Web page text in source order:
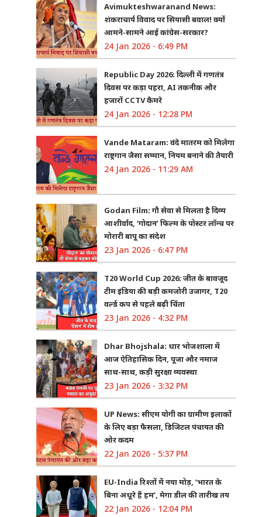
Avimukteshwaranand News:
शंकराचार्य विवाद पर सियासी बवाल! क्यों
आमने-सामने आई कांग्रेस-सरकार?
24 Jan 2026 - 6:49 PM
Republic Day 2026: दिल्ली में गणतंत्र
दिवस पर कड़ा पहरा, AI तकनीक और
हजारों CCTV कैमरे
24 Jan 2026 - 12:28 PM
Vande Mataram: वंदे मातरम को मिलेगा
राष्ट्रगान जैसा सम्मान, नियम बनाने की तैयारी
24 Jan 2026 - 11:29 AM
Godan Film: गौ सेवा से मिलता है दिव्य
आशीर्वाद, ‘गोदान’ फिल्म के पोस्टर लॉन्च पर
मोरारी बापू का संदेश
23 Jan 2026 - 6:47 PM
T20 World Cup 2026: जीत के बावजूद
टीम इंडिया की बड़ी कमजोरी उजागर, T20
वर्ल्ड कप से पहले बढ़ी चिंता
23 Jan 2026 - 4:32 PM
Dhar Bhojshala: धार भोजशाला में
आज ऐतिहासिक दिन, पूजा और नमाज
साथ-साथ, कड़ी सुरक्षा व्यवस्था
23 Jan 2026 - 3:32 PM
UP News: सीएम योगी का ग्रामीण इलाकों
के लिए बड़ा फैसला, डिजिटल पंचायत की
ओर कदम
22 Jan 2026 - 5:37 PM
EU-India रिश्तों में नया मोड़, ‘भारत के
बिना अधूरे हैं हम’, मेगा डील की तारीख तय
22 Jan 2026 - 12:04 PM